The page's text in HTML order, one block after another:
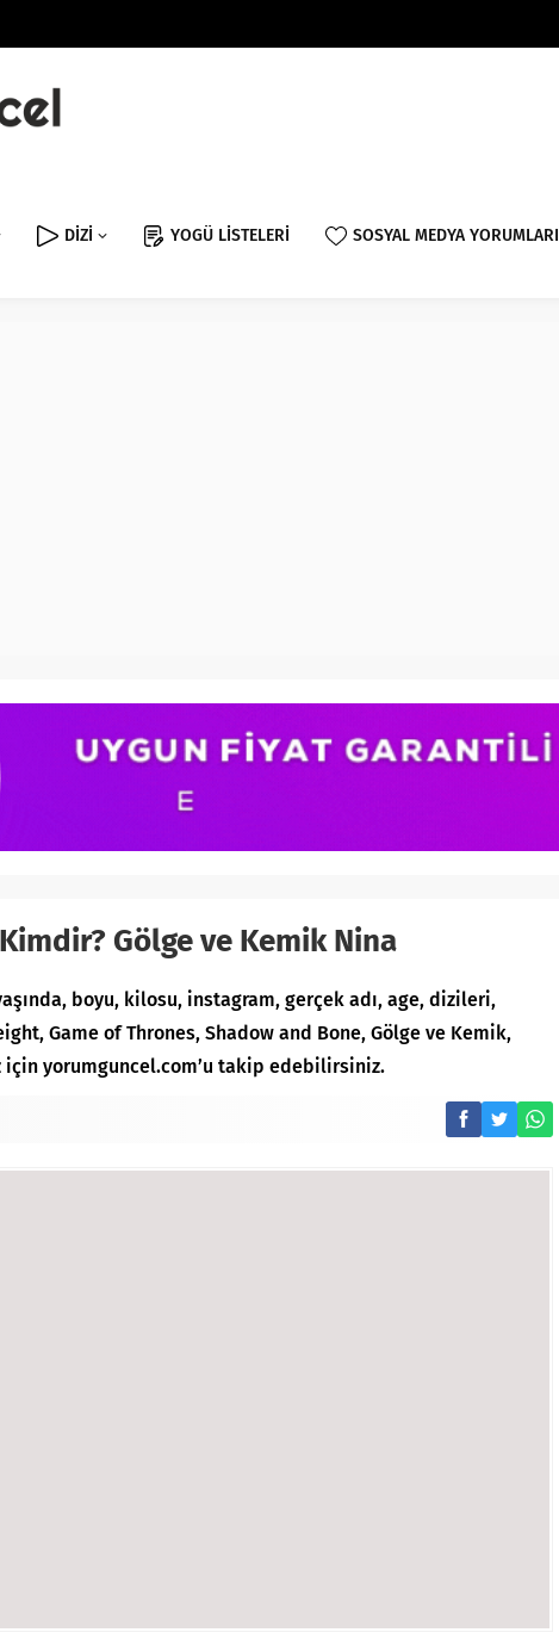
DİZİ YOGÜ LİSTELERİ SOSYAL MEDYA YORUMLARI
Gölge ve Kemik Nina
boyu, kilosu, instagram, gerçek adı, age, dizileri,
Game of Thrones, Shadow and Bone, Gölge ve Kemik,
için yorumguncel.com’u takip edebilirsiniz.